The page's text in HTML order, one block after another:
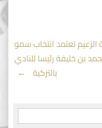
تعتمد انتخاب سمو
بن خليفة رئيسا للنادي
بالتزكية →